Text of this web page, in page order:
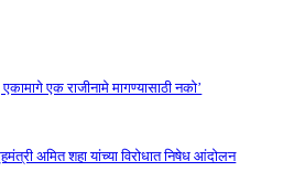
एक राजीनामे मागण्यासाठी नको’
अमित शहा यांच्या विरोधात निषेध आंदोलन